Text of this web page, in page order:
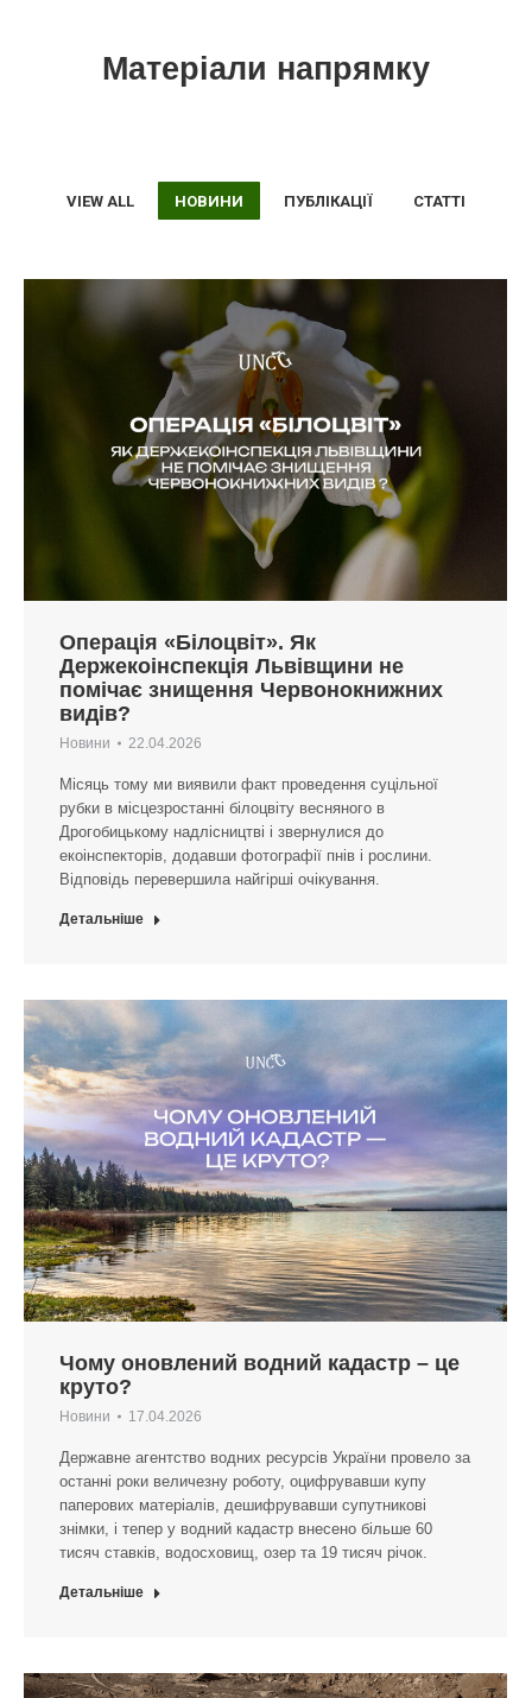
Матеріали напрямку
VIEW ALL НОВИНИ ПУБЛІКАЦІЇ СТАТТІ
Операція «Білоцвіт». Як
Держекоінспекція Львівщини не
помічає знищення Червонокнижних
видів?
Новини 22.04.2026
Місяць тому ми виявили факт проведення суцільної
рубки в місцезростанні білоцвіту весняного в
Дрогобицькому надлісництві і звернулися до
екоінспекторів, додавши фотографії пнів і рослини.
Відповідь перевершила найгірші очікування.
Детальніше
Чому оновлений водний кадастр – це
круто?
Новини 17.04.2026
Державне агентство водних ресурсів України провело за
останні роки величезну роботу, оцифрувавши купу
паперових матеріалів, дешифрувавши супутникові
знімки, і тепер у водний кадастр внесено більше 60
тисяч ставків, водосховищ, озер та 19 тисяч річок.
Детальніше